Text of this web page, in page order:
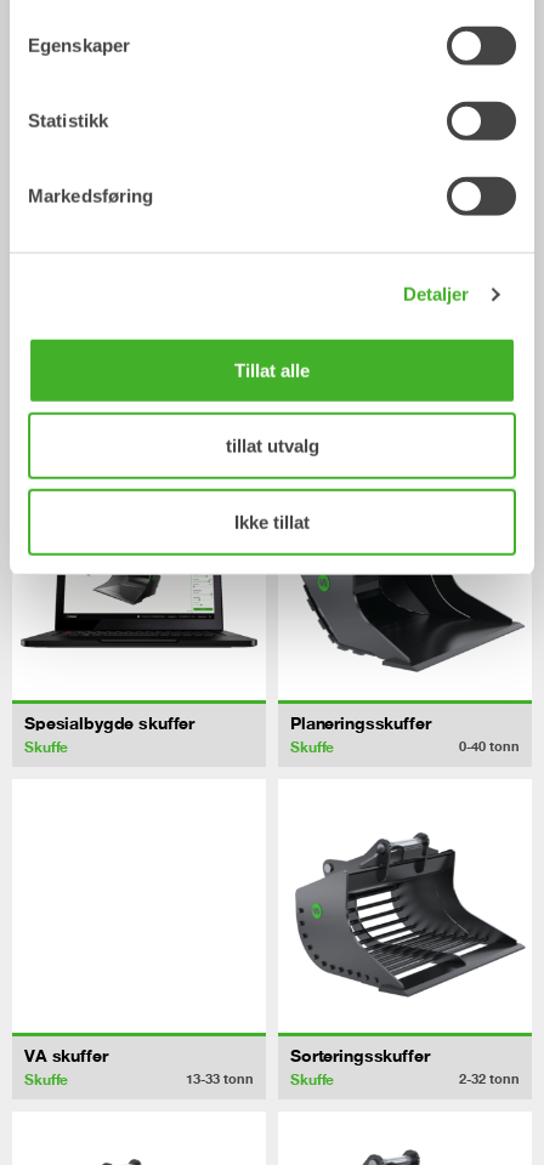
Egenskaper
Statistikk
Markedsføring
Detaljer
Tillat alle
tillat utvalg
Ikke tillat
Skuffer/ HITACHI ZX250LC-6
Spesialbygde skuffer
Skuffe
Planeringsskuffer
Skuffe 0-40 tonn
VA skuffer
Skuffe 13-33 tonn
Sorteringsskuffer
Skuffe 2-32 tonn